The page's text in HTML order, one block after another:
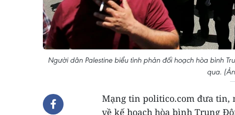
Người dân Palestine biểu tình phản đối hoạch hòa bình
qua.
Mạng tin politico.com đưa tin,
về kế hoạch hòa bình Trung